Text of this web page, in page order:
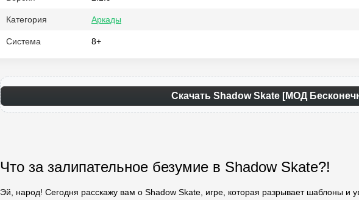
Категория Аркады
Система 8+
Скачать Shadow Skate [МОД
Что за залипательное безумие в Shadow Skate?!
Эй, народ! Сегодня расскажу вам о Shadow Skate, игре, которая разрывает шаблоны и